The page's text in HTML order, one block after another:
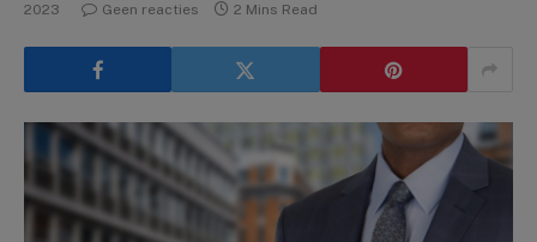
2023
Geen reacties 2 Mins Read